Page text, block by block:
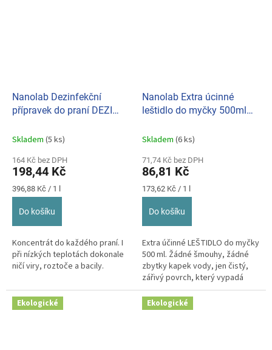
Nanolab Dezinfekční
přípravek do praní DEZI
Skladem (5 ks)
164 Kč bez DPH
198,44 Kč
Měrná
cena:
396,88 Kč / 1 l
Do košíku
Koncentrát do každého praní. I
při nízkých teplotách dokonale
ničí viry, roztoče a bacily.
Nanolab Extra úcinné
leštidlo do myčky 500ml
Skladem (6 ks)
71,74 Kč bez DPH
86,81 Kč
Měrná
cena:
173,62 Kč / 1 l
Do košíku
Extra účinné LEŠTIDLO do myčky
500 ml. Žádné šmouhy, žádné
zbytky kapek vody, jen čistý,
zářivý povrch, který vypadá
jako nový.
Ekologické Ekologické